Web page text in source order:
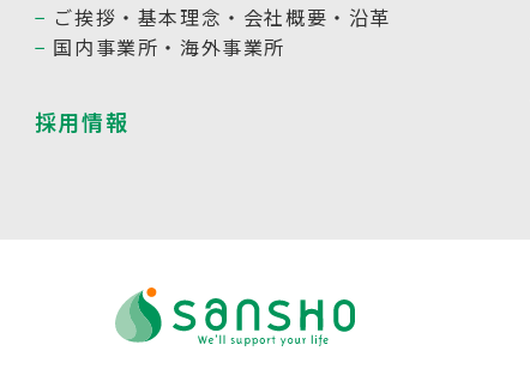
ご挨拶・基本理念・会社概要・沿革
国内事業所・海外事業所
採用情報